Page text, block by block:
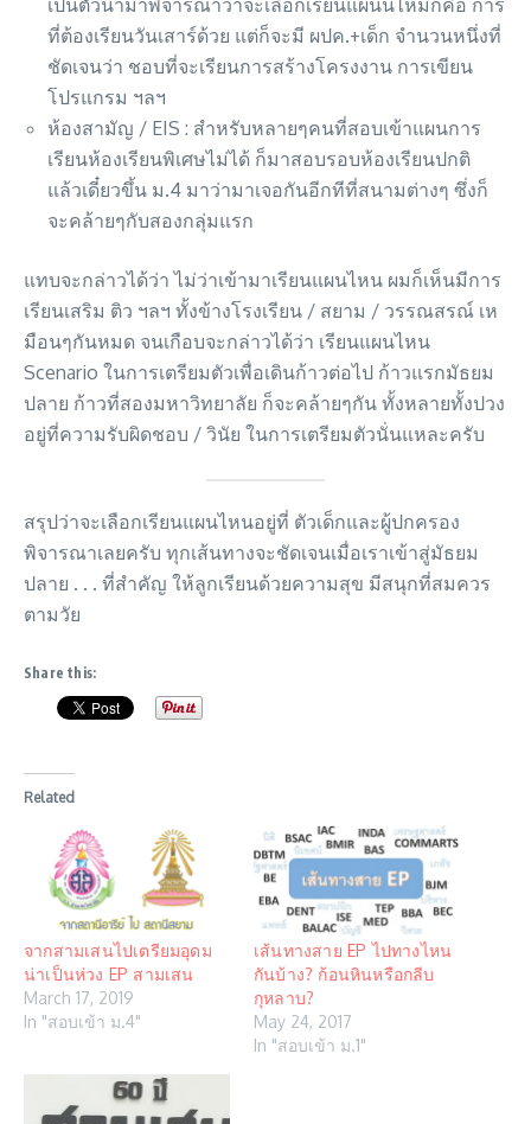
เป็นตัวนำมาพิจารณาว่าจะเลือกเรียนแผนนี้ไหมก็คือ การ
ที่ต้องเรียนวันเสาร์ด้วย แต่ก็จะมี ผปค.+เด็ก จำนวนหนึ่งที่
ชัดเจนว่า ชอบที่จะเรียนการสร้างโครงงาน การเขียน
โปรแกรม ฯลฯ
ห้องสามัญ / EIS : สำหรับหลายๆคนที่สอบเข้าแผนการ
เรียนห้องเรียนพิเศษไม่ได้ ก็มาสอบรอบห้องเรียนปกติ
แล้วเดี๋ยวขึ้น ม.4 มาว่ามาเจอกันอีกทีที่สนามต่างๆ ซึ่งก็
จะคล้ายๆกับสองกลุ่มแรก
แทบจะกล่าวได้ว่า ไม่ว่าเข้ามาเรียนแผนไหน ผมก็เห็นมีการ
เรียนเสริม ติว ฯลฯ ทั้งข้างโรงเรียน / สยาม / วรรณสรณ์ เห
มือนๆกันหมด จนเกือบจะกล่าวได้ว่า เรียนแผนไหน
Scenario ในการเตรียมตัวเพื่อเดินก้าวต่อไป ก้าวแรกมัธยม
ปลาย ก้าวที่สองมหาวิทยาลัย ก็จะคล้ายๆกัน ทั้งหลายทั้งปวง
อยู่ที่ความรับผิดชอบ / วินัย ในการเตรียมตัวนั่นแหละครับ
สรุปว่าจะเลือกเรียนแผนไหนอยู่ที่ ตัวเด็กและผู้ปกครอง
พิจารณาเลยครับ ทุกเส้นทางจะชัดเจนเมื่อเราเข้าสู่มัธยม
ปลาย . . . ที่สำคัญ ให้ลูกเรียนด้วยความสุข มีสนุกที่สมควร
ตามวัย
Share this:
Related
จากสามเสนไปเตรียมอุดม
น่าเป็นห่วง EP สามเสน
March 17, 2019
In "สอบเข้า ม.4"
เส้นทางสาย EP ไปทางไหน
กันบ้าง? ก้อนหินหรือกลีบ
กุหลาบ?
May 24, 2017
In "สอบเข้า ม.1"